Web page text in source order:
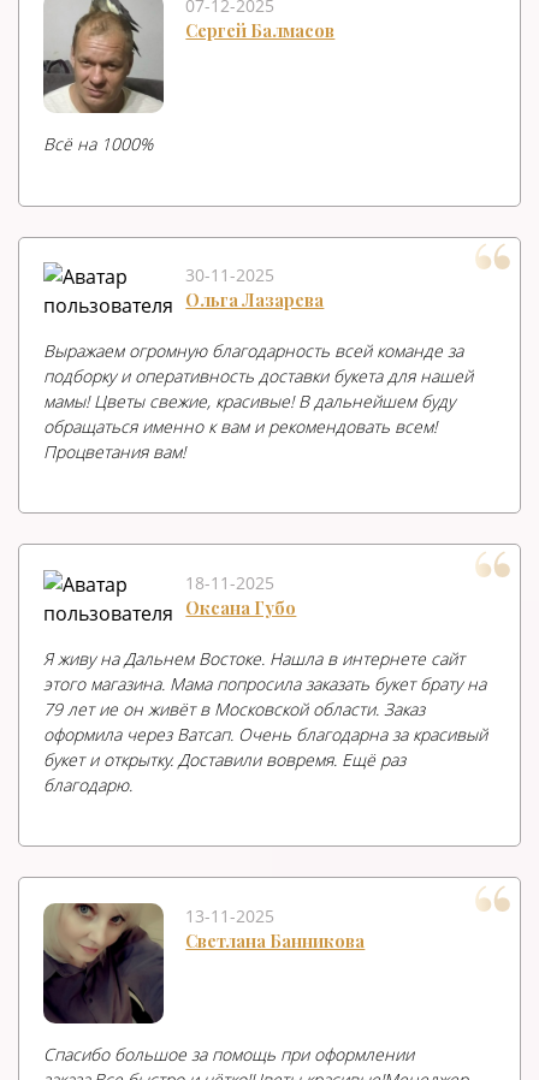
07-12-2025
Сергей Балмасов
Всë на 1000%
30-11-2025
Ольга Лазарева
Выражаем огромную благодарность всей команде за
подборку и оперативность доставки букета для нашей
мамы! Цветы свежие, красивые! В дальнейшем буду
обращаться именно к вам и рекомендовать всем!
Процветания вам!
18-11-2025
Оксана Губо
Я живу на Дальнем Востоке. Нашла в интернете сайт
этого магазина. Мама попросила заказать букет брату на
79 лет ие он живёт в Московской области. Заказ
оформила через Ватсап. Очень благодарна за красивый
букет и открытку. Доставили вовремя. Ещё раз
благодарю.
13-11-2025
Светлана Банникова
Спасибо большое за помощь при оформлении